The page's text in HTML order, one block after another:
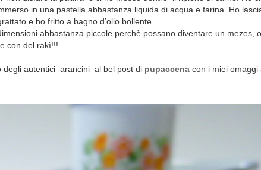
in una pastella abbastanza liquida di acqua e farina. Ho
e ho fritto a bagno d’olio bollente.
abbastanza piccole perchè possano diventare un mezes,
con del rakì!!!
degli autentici arancini al bel post di pupaccena con i miei omaggi